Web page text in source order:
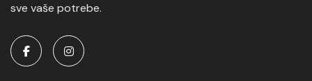
sve vaše potrebe.